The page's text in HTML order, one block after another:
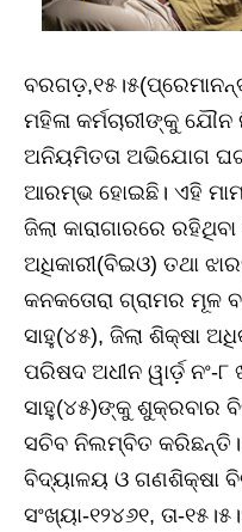
ମହିଳା କର୍ମଚାରୀଙ୍କୁ ଯୌନ
ଅନିୟମିତତା ଅଭିଯୋଗ
ଆରମ୍ଭ ହୋଇଛି। ଏହି
ଜିଲା କାରାଗାରରେ
ଅଧିକାରୀ(ବିଇଓ) ତଥା
କନକତୋରା ଗ୍ରାମର ମୂଳ
ସାହୁ(୪୫), ଜିଲା ଶିକ୍ଷା
ପରିଷଦ ଅଧୀନ ୱାର୍ଡ଼ ନଂ-
ସାହୁ(୪୫)ଙ୍କୁ ଶୁକ୍ରବାର
ସଚିବ ନିଲମ୍ବିତ କରିଛନ୍ତି।
ବିଦ୍ୟାଳୟ ଓ ଗଣଶିକ୍ଷା
ସଂଖ୍ୟା-୧୨୪୬୧, ତା-